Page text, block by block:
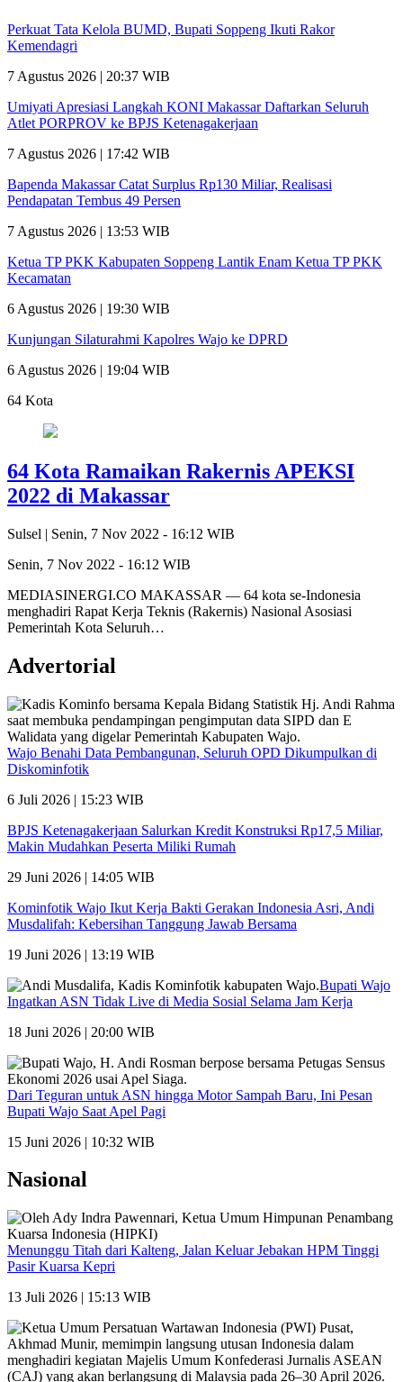
Perkuat Tata Kelola BUMD, Bupati Soppeng Ikuti Rakor
Kemendagri
7 Agustus 2026 | 20:37 WIB
Umiyati Apresiasi Langkah KONI Makassar Daftarkan Seluruh
Atlet PORPROV ke BPJS Ketenagakerjaan
7 Agustus 2026 | 17:42 WIB
Bapenda Makassar Catat Surplus Rp130 Miliar, Realisasi
Pendapatan Tembus 49 Persen
7 Agustus 2026 | 13:53 WIB
Ketua TP PKK Kabupaten Soppeng Lantik Enam Ketua TP PKK
Kecamatan
6 Agustus 2026 | 19:30 WIB
Kunjungan Silaturahmi Kapolres Wajo ke DPRD
6 Agustus 2026 | 19:04 WIB
64 Kota
64 Kota Ramaikan Rakernis APEKSI
2022 di Makassar
Sulsel | Senin, 7 Nov 2022 - 16:12 WIB
Senin, 7 Nov 2022 - 16:12 WIB
MEDIASINERGI.CO MAKASSAR — 64 kota se-Indonesia
menghadiri Rapat Kerja Teknis (Rakernis) Nasional Asosiasi
Pemerintah Kota Seluruh…
Advertorial
Wajo Benahi Data Pembangunan, Seluruh OPD Dikumpulkan di
Diskominfotik
6 Juli 2026 | 15:23 WIB
BPJS Ketenagakerjaan Salurkan Kredit Konstruksi Rp17,5 Miliar,
Makin Mudahkan Peserta Miliki Rumah
29 Juni 2026 | 14:05 WIB
Kominfotik Wajo Ikut Kerja Bakti Gerakan Indonesia Asri, Andi
Musdalifah: Kebersihan Tanggung Jawab Bersama
19 Juni 2026 | 13:19 WIB
Bupati Wajo
Ingatkan ASN Tidak Live di Media Sosial Selama Jam Kerja
18 Juni 2026 | 20:00 WIB
Dari Teguran untuk ASN hingga Motor Sampah Baru, Ini Pesan
Bupati Wajo Saat Apel Pagi
15 Juni 2026 | 10:32 WIB
Nasional
Menunggu Titah dari Kalteng, Jalan Keluar Jebakan HPM Tinggi
Pasir Kuarsa Kepri
13 Juli 2026 | 15:13 WIB